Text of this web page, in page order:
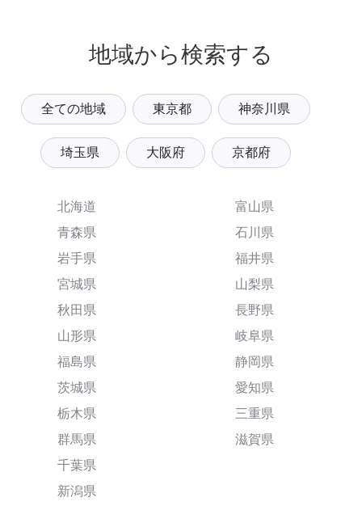
地域から検索する
全ての地域 東京都 神奈川県
埼玉県 大阪府 京都府
北海道
青森県
岩手県
宮城県
秋田県
山形県
福島県
茨城県
栃木県
群馬県
千葉県
新潟県
富山県
石川県
福井県
山梨県
長野県
岐阜県
静岡県
愛知県
三重県
滋賀県